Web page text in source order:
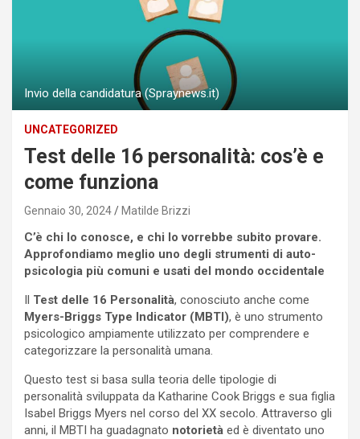
Invio della candidatura (Spraynews.it)
UNCATEGORIZED
Test delle 16 personalità: cos’è e
come funziona
Gennaio 30, 2024 Matilde Brizzi
C’è chi lo conosce, e chi lo vorrebbe subito provare.
Approfondiamo meglio uno degli strumenti di auto-
psicologia più comuni e usati del mondo occidentale
Test delle 16 Personalità, conosciuto anche come
Myers-Briggs Type Indicator (MBTI), è uno strumento
psicologico ampiamente utilizzato per comprendere e
categorizzare la personalità umana.
Questo test si basa sulla teoria delle tipologie di
personalità sviluppata da Katharine Cook Briggs e sua figlia
Isabel Briggs Myers nel corso del XX secolo. Attraverso gli
anni, il MBTI ha guadagnato notorietà ed è diventato uno